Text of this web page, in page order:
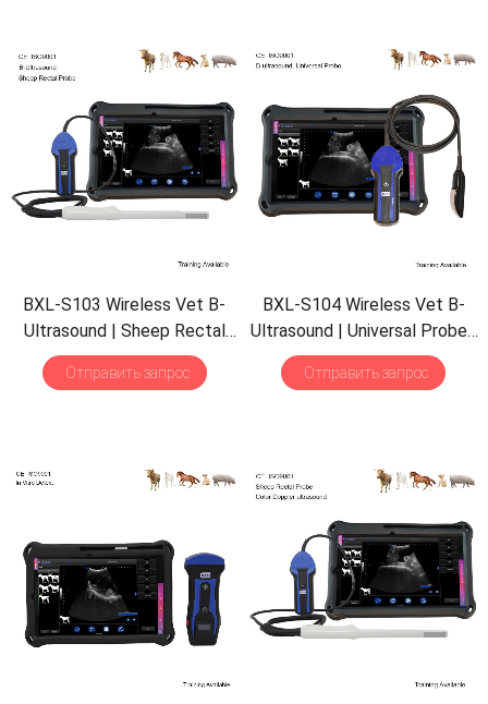
BXL-S103 Wireless Vet B-
Ultrasound| Sheep Rectal
Probe|Vet B/M Image
IPX7 Scanner with30
Отправить запрос
BXL-S104 Wireless Vet B-
Ultrasound| Universal Probe|
B/M Display| 30Inspect
Mode| Portable Scanner
Отправить запрос